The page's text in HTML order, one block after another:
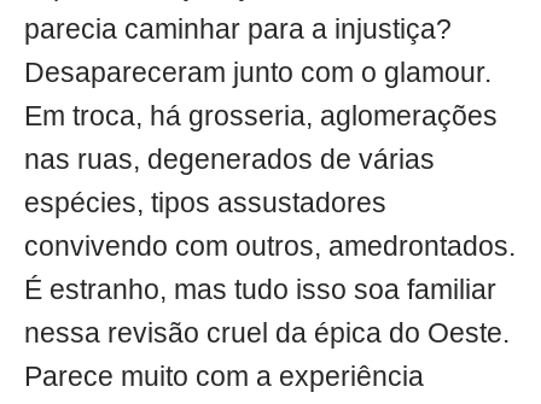
parecia caminhar para a injustiça?
Desapareceram junto com o glamour.
Em troca, há grosseria, aglomerações
nas ruas, degenerados de várias
espécies, tipos assustadores
convivendo com outros, amedrontados.
É estranho, mas tudo isso soa familiar
nessa revisão cruel da épica do Oeste.
Parece muito com a experiência